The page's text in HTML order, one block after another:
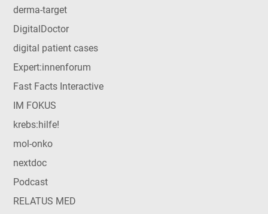
derma-target
DigitalDoctor
digital patient cases
Expert:innenforum
Fast Facts Interactive
IM FOKUS
krebs:hilfe!
mol-onko
nextdoc
Podcast
RELATUS MED